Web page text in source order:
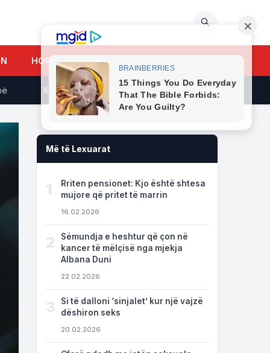
🔍
HOROSKOPI
Kryeziu –Hyseni: Nesër do kemi shumë përgjigje për
Më të Lexuarat
1
Rriten pensionet: Kjo është shtesa
mujore që pritet të marrin
16.02.2026
2
Sëmundja e heshtur që çon në
kancer të mëlçisë nga mjekja
Albana Duni
22.02.2026
3
Si të dalloni ‘sinjalet’ kur një vajzë
dëshiron seks
20.02.2026